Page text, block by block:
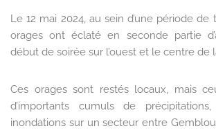
Le 12 mai 2024, au sein d’une période
orages ont éclaté en seconde partie
début de soirée sur l’ouest et le centre de
Ces orages sont restés locaux, mais
d’importants cumuls de
inondations sur un secteur entre